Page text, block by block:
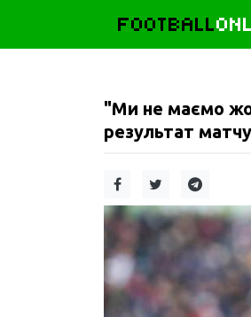
FOOTBALL
"Ми не маємо
результат